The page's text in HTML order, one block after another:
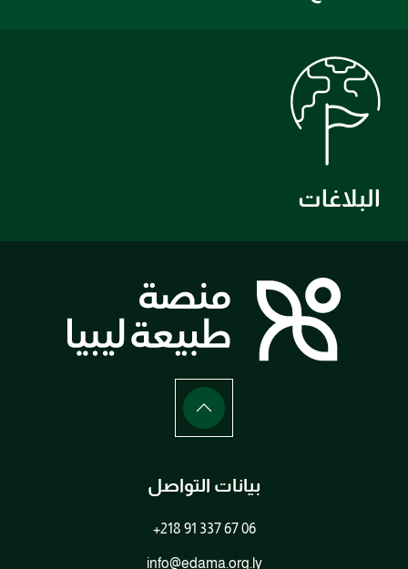
البلاغات
بيانات التواصل
+218 91 337 67 06
info@edama.org.ly